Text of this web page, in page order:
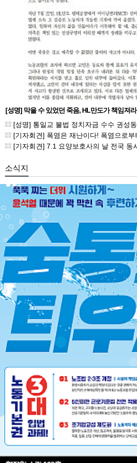
[성명] 막을 수 있었던 죽음, HL만도가 책임져
저한 진상규명과 재발방지 대
[성명] 통일교 불법 정치자금 수수 권성동 의원
[기자회견] 폭염은 재난이다! 폭염으로부터 안전한 일터를 위한 민주노총 강원
[기자회견] 7.1 요양보호사의 날 전국 동
소식지